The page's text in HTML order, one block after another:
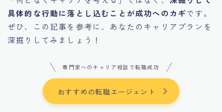
具体的な行動に落とし込むことが成功へのカギです。
ぜひ、この記事を参考に、あなたのキャリアプランを
深掘りしてみましょう！
専門家へのキャリア相談で転職成功
おすすめの転職エージェント